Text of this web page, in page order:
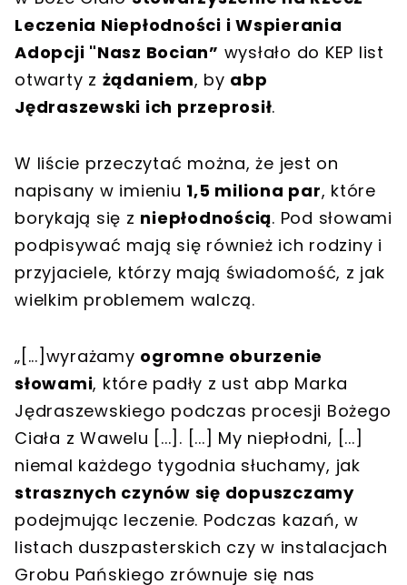
Leczenia Niepłodności i Wspierania
Adopcji "Nasz Bocian” wysłało do KEP list
otwarty z żądaniem, by abp
Jędraszewski ich przeprosił.
W liście przeczytać można, że jest on
napisany w imieniu 1,5 miliona par, które
borykają się z niepłodnością. Pod słowami
podpisywać mają się również ich rodziny i
przyjaciele, którzy mają świadomość, z jak
wielkim problemem walczą.
„[...]wyrażamy ogromne oburzenie
słowami, które padły z ust abp Marka
Jędraszewskiego podczas procesji Bożego
Ciała z Wawelu [...]. [...] My niepłodni, [...]
niemal każdego tygodnia słuchamy, jak
strasznych czynów się dopuszczamy
podejmując leczenie. Podczas kazań, w
listach duszpasterskich czy w instalacjach
Grobu Pańskiego zrównuje się nas